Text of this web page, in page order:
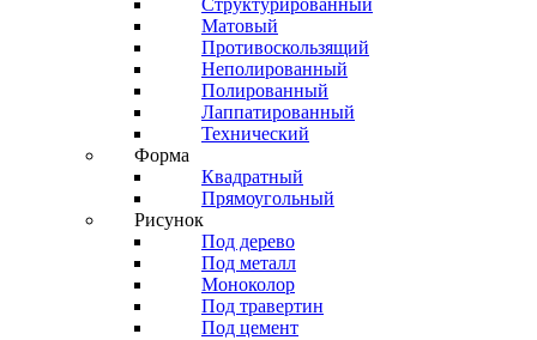
Структурированный
Матовый
Противоскользящий
Неполированный
Полированный
Лаппатированный
Технический
Форма
Квадратный
Прямоугольный
Рисунок
Под дерево
Под металл
Моноколор
Под травертин
Под цемент